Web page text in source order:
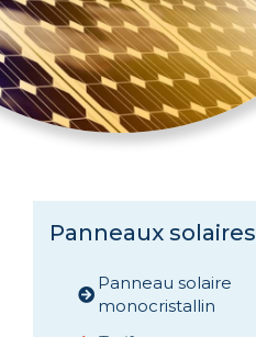
Panneaux solaires
Panneau solaire
monocristallin